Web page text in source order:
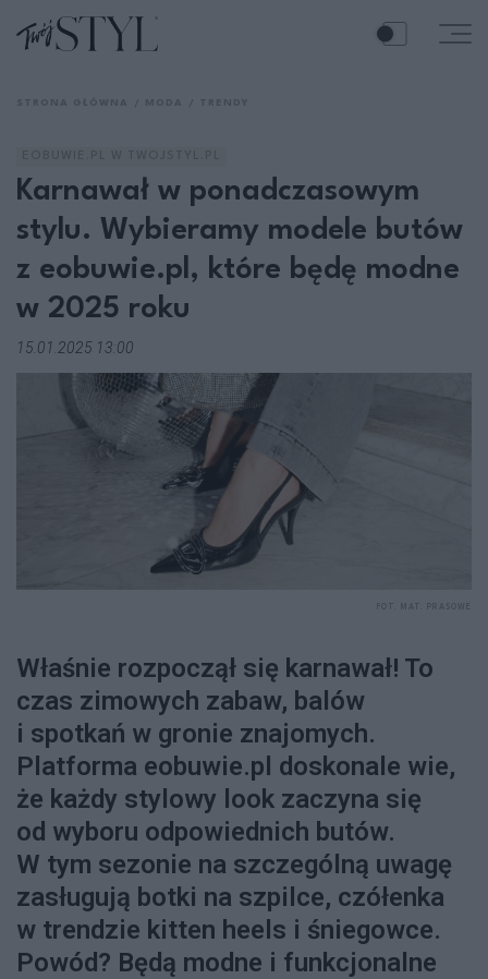
Karnawał w ponadczasowym
stylu. Wybieramy modele butów
z eobuwie.pl, które będę modne
w 2025 roku
15.01.2025 13:00
Właśnie rozpoczął się karnawał! To
czas zimowych zabaw, balów
i spotkań w gronie znajomych.
Platforma eobuwie.pl doskonale wie,
że każdy stylowy look zaczyna się
od wyboru odpowiednich butów.
W tym sezonie na szczególną uwagę
zasługują botki na szpilce, czółenka
w trendzie kitten heels i śniegowce.
Powód? Będą modne i funkcjonalne